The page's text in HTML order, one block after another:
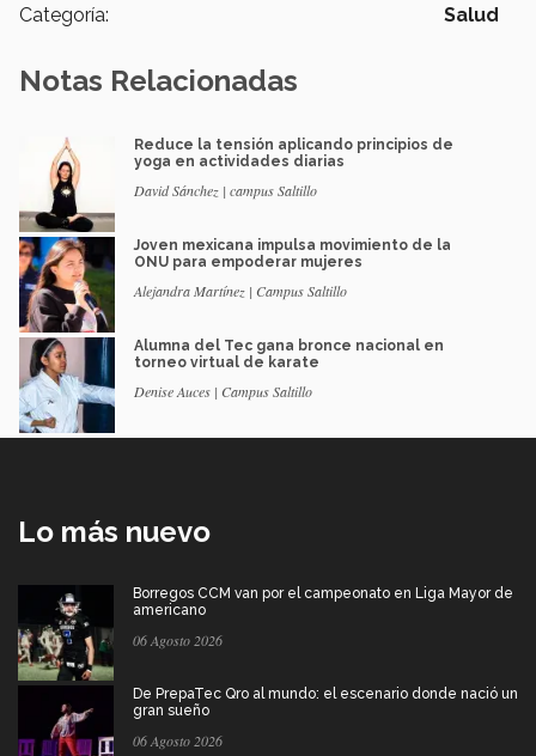
Categoría: Salud
Notas Relacionadas
Reduce la tensión aplicando principios de
yoga en actividades diarias
David Sánchez | campus Saltillo
Joven mexicana impulsa movimiento de la
ONU para empoderar mujeres
Alejandra Martínez | Campus Saltillo
Alumna del Tec gana bronce nacional en
torneo virtual de karate
Denise Auces | Campus Saltillo
Lo más nuevo
Borregos CCM van por el campeonato en Liga Mayor de
americano
06 Agosto 2026
De PrepaTec Qro al mundo: el escenario donde nació un
gran sueño
06 Agosto 2026